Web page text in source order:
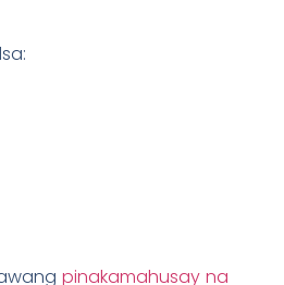
pinakamahusay na